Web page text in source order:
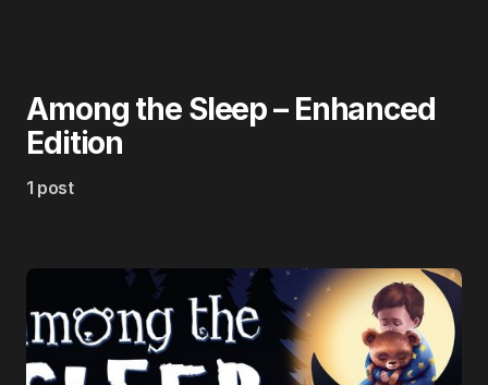
Among the Sleep – Enhanced
Edition
1 post